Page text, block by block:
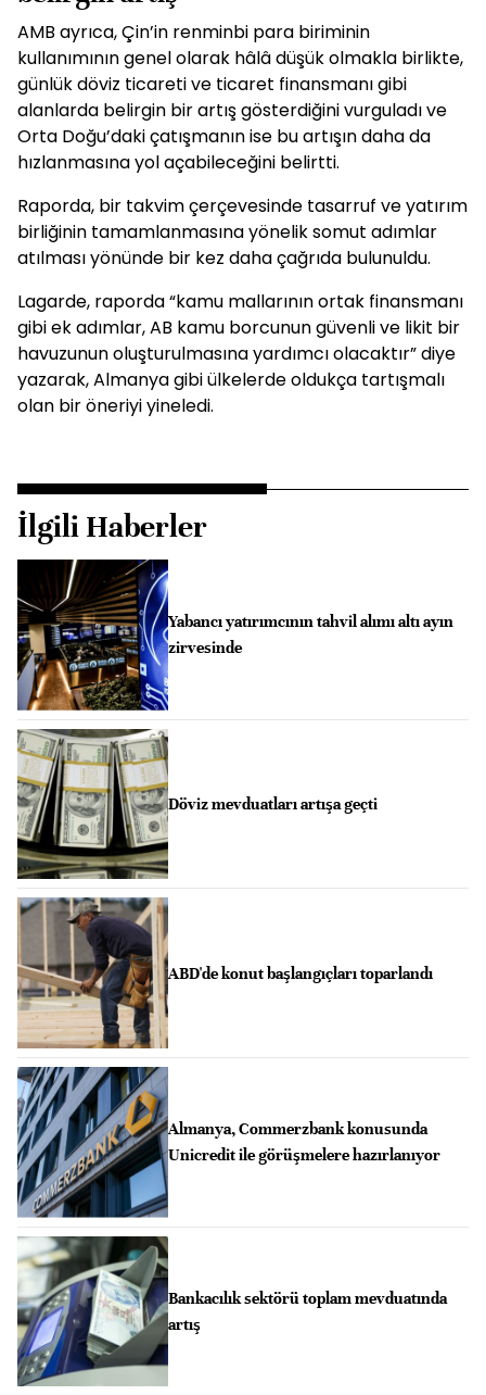
AMB ayrıca, Çin’in renminbi para biriminin
kullanımının genel olarak hâlâ düşük olmakla birlikte,
günlük döviz ticareti ve ticaret finansmanı gibi
alanlarda belirgin bir artış gösterdiğini vurguladı ve
Orta Doğu’daki çatışmanın ise bu artışın daha da
hızlanmasına yol açabileceğini belirtti.
Raporda, bir takvim çerçevesinde tasarruf ve yatırım
birliğinin tamamlanmasına yönelik somut adımlar
atılması yönünde bir kez daha çağrıda bulunuldu.
Lagarde, raporda “kamu mallarının ortak finansmanı
gibi ek adımlar, AB kamu borcunun güvenli ve likit bir
havuzunun oluşturulmasına yardımcı olacaktır” diye
yazarak, Almanya gibi ülkelerde oldukça tartışmalı
olan bir öneriyi yineledi.
İlgili Haberler
Yabancı yatırımcının tahvil alımı altı ayın
zirvesinde
Döviz mevduatları artışa geçti
ABD'de konut başlangıçları toparlandı
Almanya, Commerzbank konusunda
Unicredit ile görüşmelere hazırlanıyor
Bankacılık sektörü toplam mevduatında
artış